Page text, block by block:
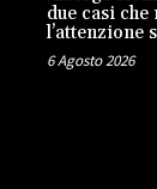
due casi
l’attenzione
6 Agosto 2026